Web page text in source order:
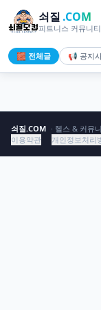
쇠질 .COM
피트니스 커뮤니티
🧱 전체글 📢 공지
쇠질.COM · 헬스 & 커뮤
이용약관
개인정보처리